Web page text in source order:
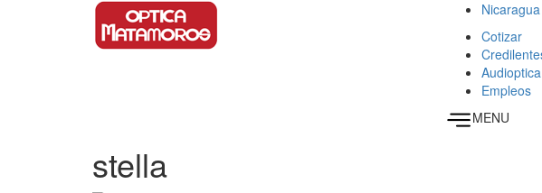
Pasar al contenido principal
This page
Do you own
Nicaragua
Cotizar
Audioptica
Empleos
MENU
stella